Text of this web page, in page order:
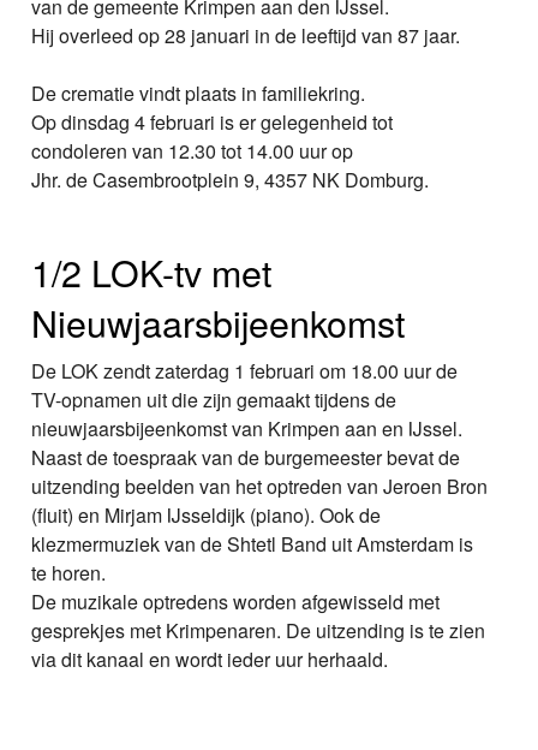
van de gemeente Krimpen aan den IJssel.
Hij overleed op 28 januari in de leeftijd van 87 jaar.
De crematie vindt plaats in familiekring.
Op dinsdag 4 februari is er gelegenheid tot
condoleren van 12.30 tot 14.00 uur op
Jhr. de Casembrootplein 9, 4357 NK Domburg.
1/2 LOK-tv met
Nieuwjaarsbijeenkomst
De LOK zendt zaterdag 1 februari om 18.00 uur de
TV-opnamen uit die zijn gemaakt tijdens de
nieuwjaarsbijeenkomst van Krimpen aan en IJssel.
Naast de toespraak van de burgemeester bevat de
uitzending beelden van het optreden van Jeroen Bron
(fluit) en Mirjam IJsseldijk (piano). Ook de
klezmermuziek van de Shtetl Band uit Amsterdam is
te horen.
De muzikale optredens worden afgewisseld met
gesprekjes met Krimpenaren. De uitzending is te zien
via dit kanaal en wordt ieder uur herhaald.